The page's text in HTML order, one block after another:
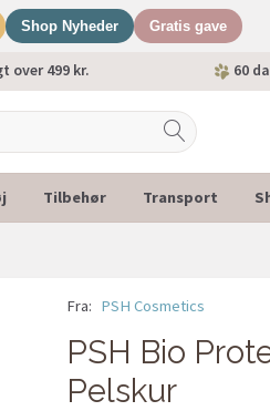
Shop Nyheder Gratis gave
over 499 kr. 60
Tilbehør Transport
Fra: PSH Cosmetics
PSH Bio
Pelskur